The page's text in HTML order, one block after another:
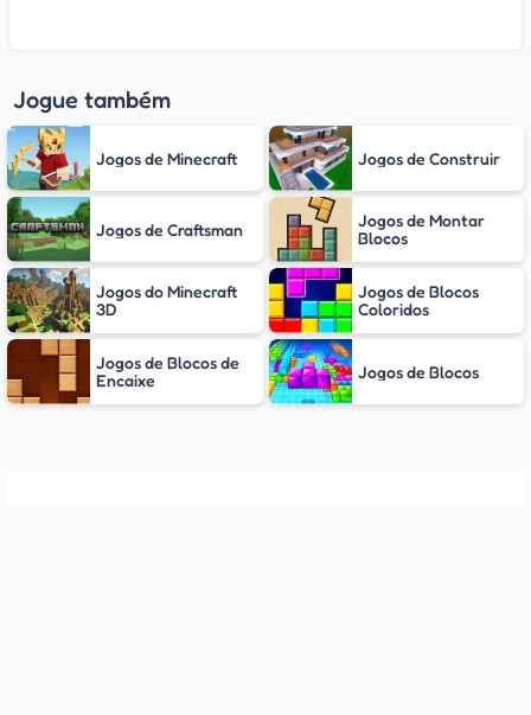
Jogue também
Jogos de Minecraft Jogos de Construir
Jogos de Craftsman
Jogos de Montar
Blocos
Jogos do Minecraft
3D
Jogos de Blocos
Coloridos
Jogos de Blocos de
Encaixe
Jogos de Blocos